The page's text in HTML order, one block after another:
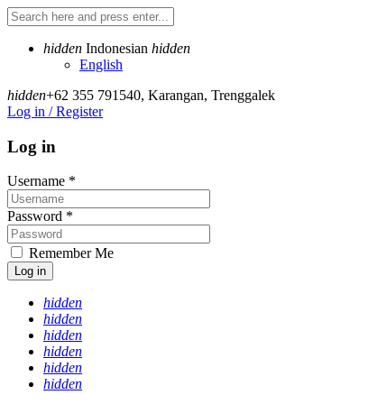
hidden Indonesian hidden
English
hidden+62 355 791540, Karangan, Trenggalek
Log in / Register
Log in
Username *
Password *
Remember Me
Log in
hidden
hidden
hidden
hidden
hidden
hidden